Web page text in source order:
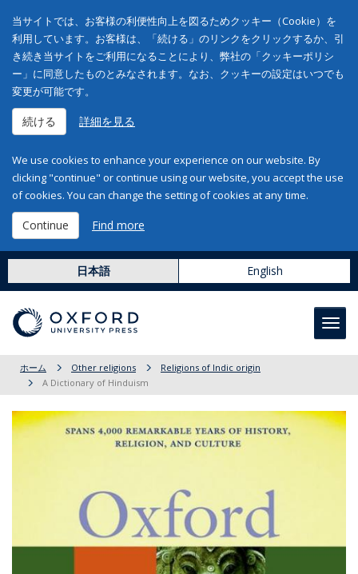
当サイトでは、お客様の利便性向上を図るためクッキー（Cookie）を
利用しています。お客様は、「続ける」のリンクをクリックするか、引
き続き当サイトをご利用になることにより、弊社の「クッキーポリシ
ー」に同意したものとみなされます。なお、クッキーの設定はいつでも
変更が可能です。
続ける 詳細を見る
We use cookies to enhance your experience on our website. By
clicking "continue" or continue using our website, you accept the use
of cookies. You can change the setting of cookies at any time.
Continue Find more
日本語 English
ホーム Other religions
Religions of Indic origin
A Dictionary of Hinduism